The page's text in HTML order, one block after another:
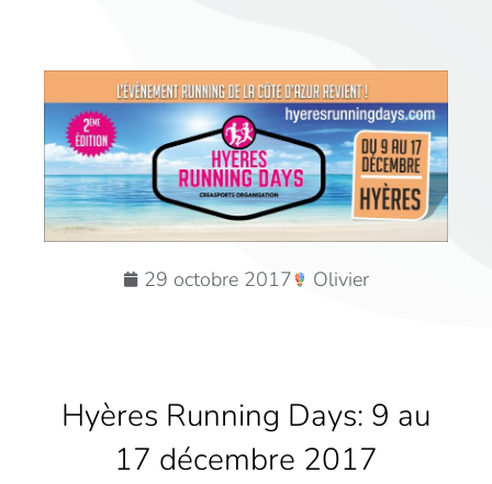
29 octobre 2017 Olivier
Hyères Running Days: 9 au
17 décembre 2017